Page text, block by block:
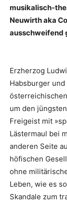
musikalisch-
Neuwirth aka
ausschweifend
Erzherzog
Habsburger
um den
Freigeist mit
Lästermaul bei
anderen Seite
höfischen
ohne
Leben, wie es
Skandale zum